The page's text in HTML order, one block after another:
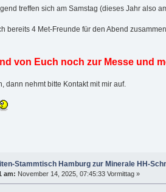
treffen sich am Samstag (dieses Jahr also
bereits 4 Met-Freunde für den Abend
von Euch noch zur Messe und
dann nehmt bitte Kontakt mit mir auf.
Stammtisch Hamburg zur Minerale HH-
am: November 14, 2025, 07:45:33 Vormittag »